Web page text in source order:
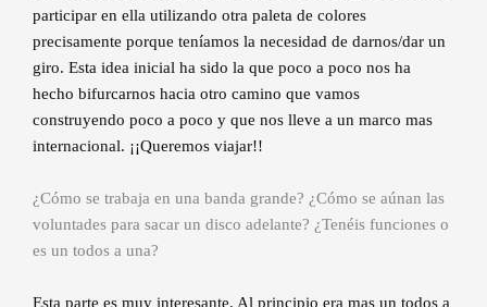
participar en ella utilizando otra paleta de colores
precisamente porque teníamos la necesidad de darnos/dar un
giro. Esta idea inicial ha sido la que poco a poco nos ha
hecho bifurcarnos hacia otro camino que vamos
construyendo poco a poco y que nos lleve a un marco mas
internacional. ¡¡Queremos viajar!!
¿Cómo se trabaja en una banda grande? ¿Cómo se aúnan las
voluntades para sacar un disco adelante? ¿Tenéis funciones o
es un todos a una?
Esta parte es muy interesante. Al principio era mas un todos a